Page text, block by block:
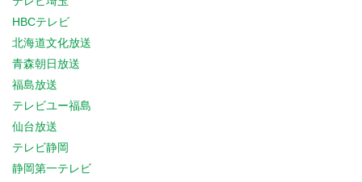
HBCテレビ
北海道文化放送
青森朝日放送
福島放送
テレビユー福島
仙台放送
テレビ静岡
静岡第一テレビ